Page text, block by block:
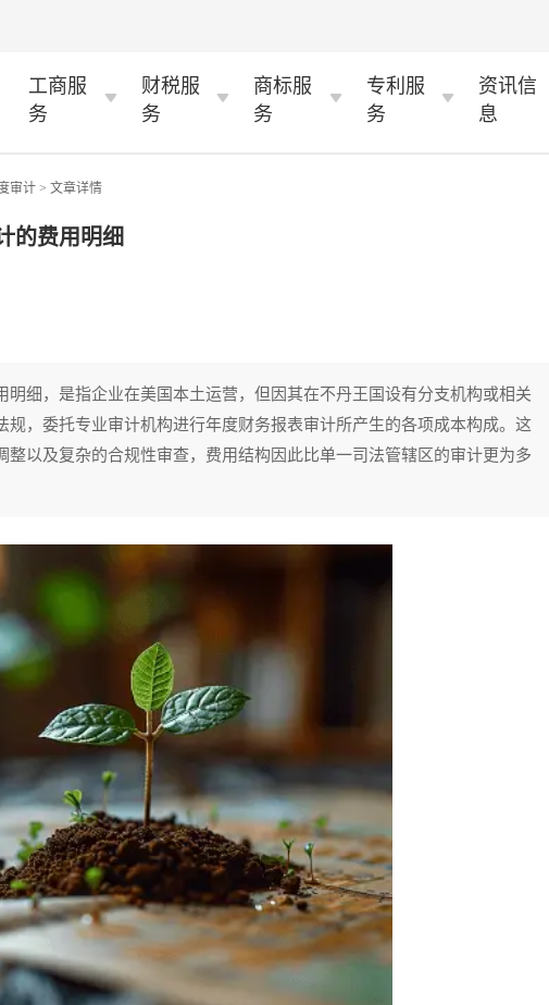
工商服
务
财税服
务
商标服
务
专利服
务
资讯信
息
审计 > 文章详情
的费用明细
明细，是指企业在美国本土运营，但因其在不丹王国设有分支机构或相关
规，委托专业审计机构进行年度财务报表审计所产生的各项成本构成。这
整以及复杂的合规性审查，费用结构因此比单一司法管辖区的审计更为多